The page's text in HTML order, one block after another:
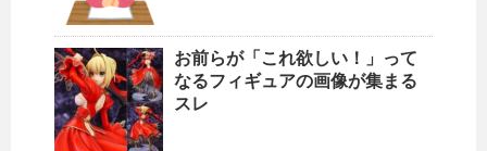
お前らが「これ欲しい！」って
なるフィギュアの画像が集まる
スレ